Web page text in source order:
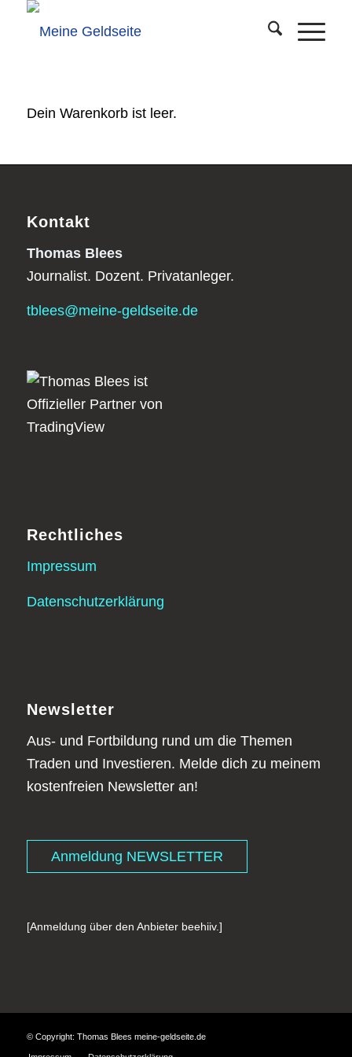
Dein Warenkorb ist leer.
Kontakt
Thomas Blees
Journalist. Dozent. Privatanleger.
tblees@meine-geldseite.de
Rechtliches
Impressum
Datenschutzerklärung
Newsletter
Aus- und Fortbildung rund um die Themen
Traden und Investieren. Melde dich zu meinem
kostenfreien Newsletter an!
Anmeldung NEWSLETTER
[Anmeldung über den Anbieter beehiiv.]
© Copyright: Thomas Blees meine-geldseite.de